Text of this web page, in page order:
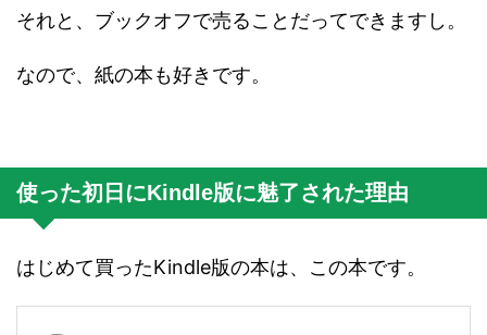
それと、ブックオフで売ることだってできますし。
なので、紙の本も好きです。
使った初日にKindle版に魅了された理由
はじめて買ったKindle版の本は、この本です。